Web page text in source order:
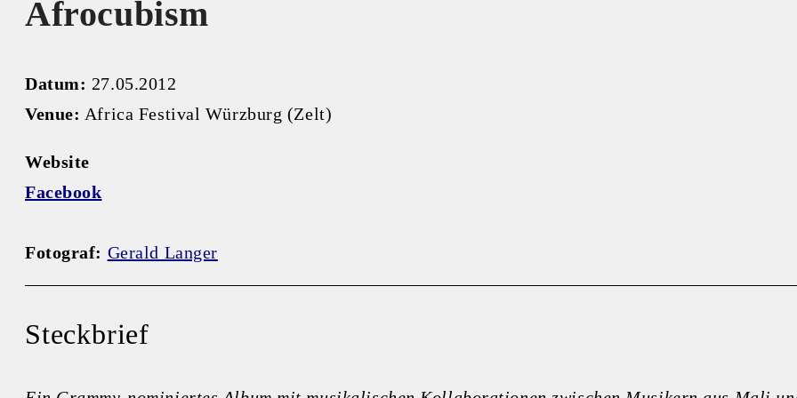
Afrocubism
Datum: 27.05.2012
Venue: Africa Festival Würzburg (Zelt)
Website
Facebook
Fotograf: Gerald Langer
Steckbrief